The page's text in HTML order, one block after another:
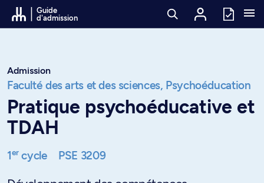
Passer au contenu
Guide
d'admission
Admission
Faculté des arts et des sciences, Psychoéducation
Pratique psychoéducative et
TDAH
1ercycle PSE 3209